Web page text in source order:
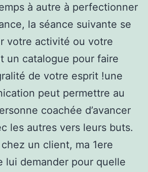
à autre à perfectionner
la séance suivante se
votre activité ou votre
un catalogue pour faire
de votre esprit !une
peut permettre au
coachée d’avancer
les autres vers leurs buts.
un client, ma 1ere
lui demander pour quelle